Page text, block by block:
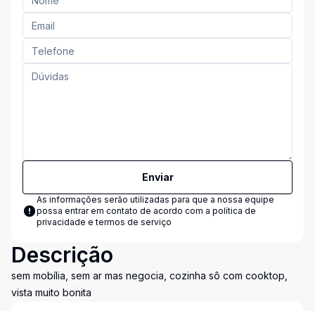
Enviar
As informações serão utilizadas para que a nossa equipe
possa entrar em contato de acordo com a política de
privacidade e termos de serviço
Descrição
sem mobília, sem ar mas negocia, cozinha sô com cooktop,
vista muito bonita